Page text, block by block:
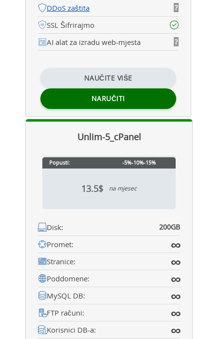
DDoS zaštita ?
SSL Šifrirajmo
AI alat za izradu web-mjesta
?
NAUČITE VIŠE
NARUČITI
Unlim-5_cPanel
Popusti: -5%-10%-15%
13.5$ na mjesec
Disk: 200GB
Promet: ∞
Stranice: ∞
Poddomene: ∞
MySQL DB: ∞
FTP računi: ∞
Korisnici DB-a: ∞